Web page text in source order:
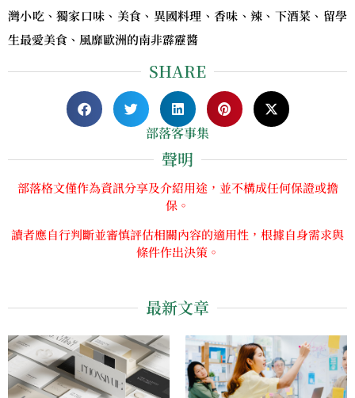
灣小吃、獨家口味、美食、異國料理、香味、辣、下酒菜、留學
生最愛美食、風靡歐洲的南非霹靂醬
SHARE
部落客事集
聲明
部落格文僅作為資訊分享及介紹用途，並不構成任何保證或擔
保。
讀者應自行判斷並審慎評估相關內容的適用性，根據自身需求與
條件作出決策。
最新文章